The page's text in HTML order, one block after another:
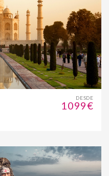
DESDE
1099€